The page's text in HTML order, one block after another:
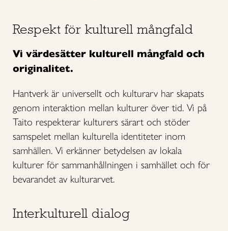
Respekt för kulturell mångfald
Vi värdesätter kulturell mångfald och
originalitet.
Hantverk är universellt och kulturarv har skapats
genom interaktion mellan kulturer över tid. Vi på
Taito respekterar kulturers särart och stöder
samspelet mellan kulturella identiteter inom
samhällen. Vi erkänner betydelsen av lokala
kulturer för sammanhållningen i samhället och för
bevarandet av kulturarvet.
Interkulturell dialog